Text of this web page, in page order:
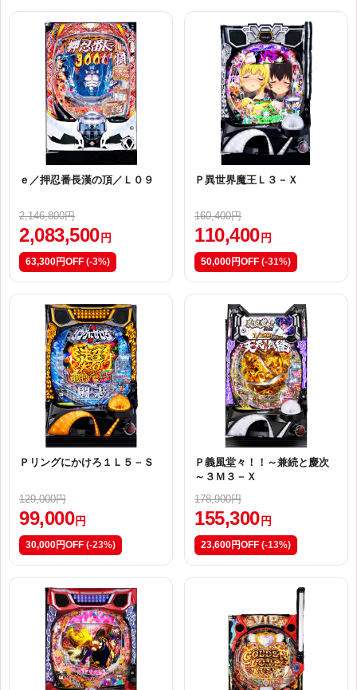
ｅ／押忍番長漢の頂／Ｌ０９
2,146,800円
2,083,500 円
63,300円OFF (-3%)
Ｐ異世界魔王Ｌ３－Ｘ
160,400円
110,400 円
50,000円OFF (-31%)
Ｐリングにかけろ１Ｌ５－Ｓ
129,000円
99,000円
30,000円OFF (-23%)
Ｐ義風堂々！！～兼続と慶次
～３Ｍ３－Ｘ
178,900円
155,300円
23,600円OFF (-13%)